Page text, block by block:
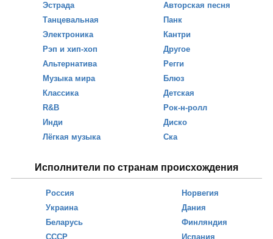
Эстрада
Танцевальная
Электроника
Рэп и хип-хоп
Альтернатива
Музыка мира
Классика
R&B
Инди
Лёгкая музыка
Авторская песня
Панк
Кантри
Другое
Регги
Блюз
Детская
Рок-н-ролл
Диско
Ска
Исполнители по странам происхождения
Россия
Украина
Беларусь
СССР
Норвегия
Дания
Финляндия
Испания